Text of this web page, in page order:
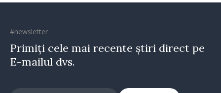
#newsletter
Primiți cele mai recente știri direct pe
E-mailul dvs.